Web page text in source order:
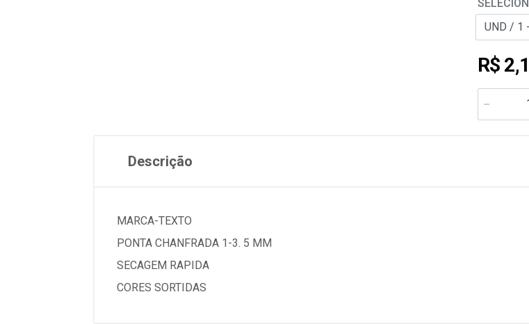
R$
Descrição
MARCA-TEXTO
PONTA CHANFRADA 1-3. 5 MM
SECAGEM RAPIDA
CORES SORTIDAS